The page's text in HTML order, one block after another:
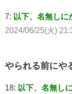
7: 以下、名無し
2024/06/25(火)
やられる前にや
18: 以下、名無し